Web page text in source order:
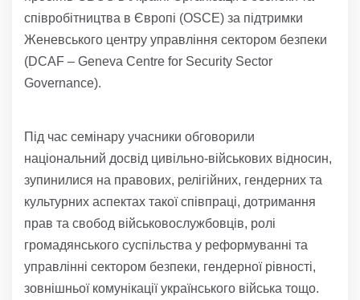
співробітництва в Європі (OSCE) за підтримки
Женевського центру управління сектором безпеки
(DCAF – Geneva Centre for Security Sector
Governance).
Під час семінару учасники обговорили
національний досвід цивільно-військових відносин,
зупинилися на правових, релігійних, гендерних та
культурних аспектах такої співпраці, дотримання
прав та свобод військовослужбовців, ролі
громадянського суспільства у реформуванні та
управлінні сектором безпеки, гендерної рівності,
зовнішньої комунікації українського війська тощо.